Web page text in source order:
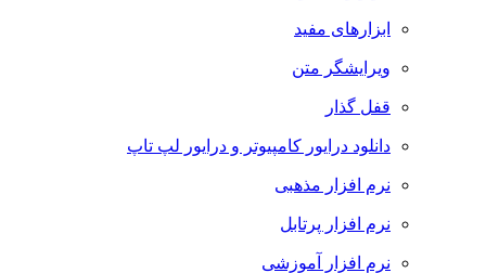
ابزارهای مفید
ویرایشگر متن
قفل گذار
دانلود درایور کامپیوتر و درایور لپ تاپ
نرم افزار مذهبی
نرم افزار پرتابل
نرم افزار آموزشی